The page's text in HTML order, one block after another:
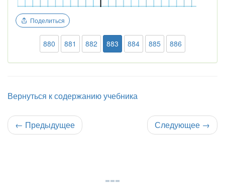
Поделиться
880 881 882 883 884 885 886
Вернуться к содержанию учебника
← Предыдущее Следующее →